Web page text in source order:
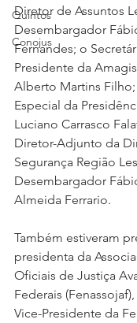
Quintos
Conojus
Diretor de Assuntos
Desembargador
Fernandes; o
Presidente da
Alberto Martins Filho;
Especial da
Luciano Carrasco
Diretor-Adjunto da
Segurança Região
Desembargador
Almeida Ferrario.
Também estiveram
presidenta da
Oficiais de Justiça
Federais
Vice-Presidente da